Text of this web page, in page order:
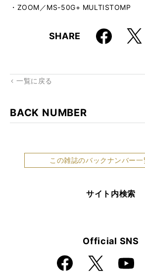
・ZOOM／MS-50G+ MULTISTOMP
SHARE Faceboo
k
X
一覧に戻る
BACK NUMBER